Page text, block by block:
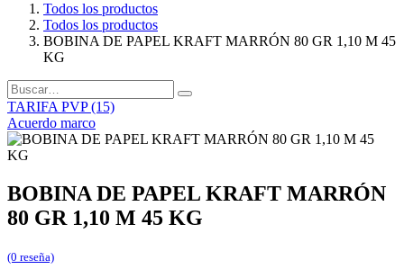
Todos los productos
Todos los productos
BOBINA DE PAPEL KRAFT MARRÓN 80 GR 1,10 M 45
KG
TARIFA PVP (15)
Acuerdo marco
BOBINA DE PAPEL KRAFT MARRÓN
80 GR 1,10 M 45 KG
(0 reseña)